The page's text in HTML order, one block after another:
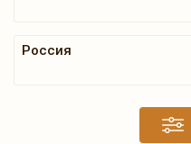
Россия